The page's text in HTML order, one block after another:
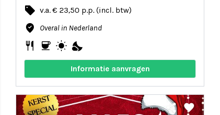
local_offer v.a. € 23,50 p.p. (incl. btw)
where_to_vote Overal in Nederland
restaurant coffee wb_sunny nights_stay
Informatie aanvragen
share favorite